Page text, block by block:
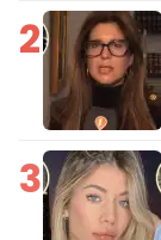
2
3